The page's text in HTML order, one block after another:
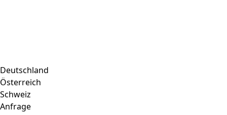
Deutschland
Österreich
Schweiz
Anfrage